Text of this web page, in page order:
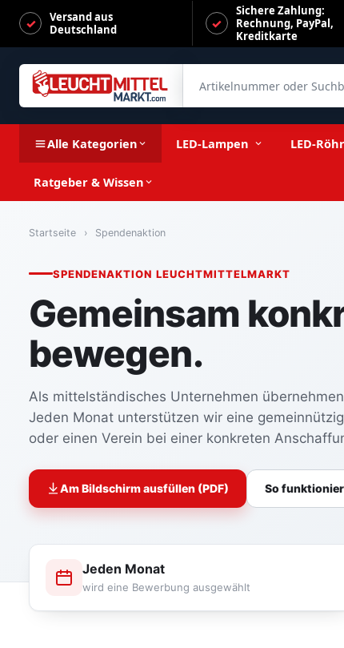
Versand aus
Deutschland
Sichere Zahlung:
Rechnung, PayPal,
Kreditkarte
Alle Kategorien LED-Lampen LED-
Ratgeber & Wissen
Startseite › Spendenaktion
SPENDENAKTION LEUCHTMITTELMARKT
Gemeinsam
bewegen.
Als mittelständisches Unternehmen
Jeden Monat unterstützen wir eine
oder einen Verein bei einer konkreten
Am Bildschirm ausfüllen (PDF) So
Jeden Monat
wird eine Bewerbung ausgewählt